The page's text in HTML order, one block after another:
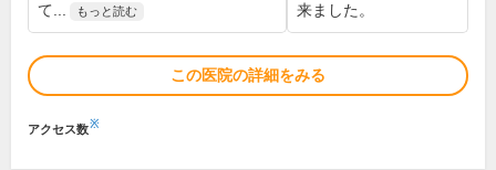
て...
もっと読む
来ました。
この医院の詳細をみる
アクセス数※